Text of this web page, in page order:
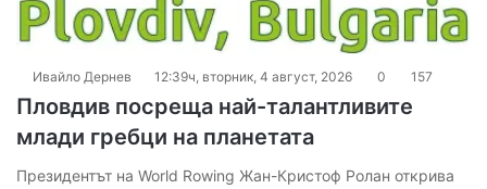
Ивайло Дернев 12:39ч, вторник, 4 август, 2026 0 157
Пловдив посреща най-талантливите
млади гребци на планетата
Президентът на World Rowing Жан-Кристоф Ролан открива